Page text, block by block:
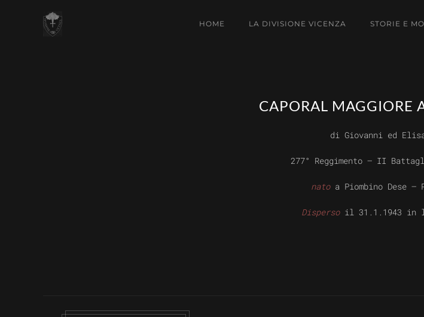
HOME LA DIVISIONE VICENZA STORIE E
CAPORAL MAGGIORE
di Giovanni ed
277° Reggimento – II
natoa Piombino Dese –
Dispersoil 31.1.1943 in